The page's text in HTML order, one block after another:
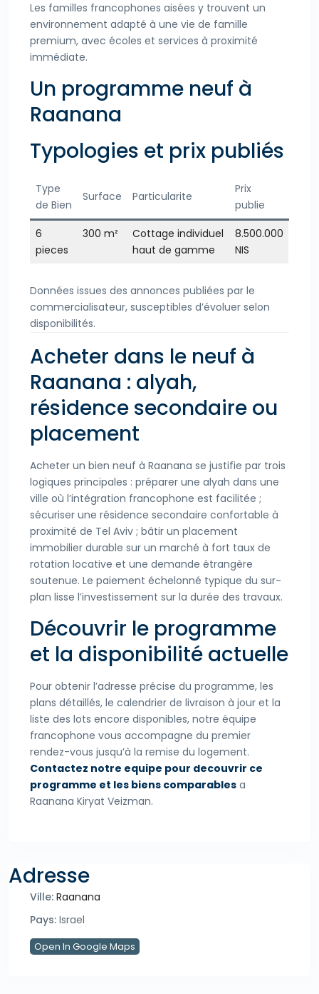
Les familles francophones aisées y trouvent un
environnement adapté à une vie de famille
premium, avec écoles et services à proximité
immédiate.
Un programme neuf à
Raanana
Typologies et prix publiés
Type
de Bien
Surface Particularite
Prix
publie
6
pieces
300 m²
Cottage individuel
haut de gamme
8.500.000
NIS
Données issues des annonces publiées par le
commercialisateur, susceptibles d’évoluer selon
disponibilités.
Acheter dans le neuf à
Raanana : alyah,
résidence secondaire ou
placement
Acheter un bien neuf à Raanana se justifie par trois
logiques principales : préparer une alyah dans une
ville où l’intégration francophone est facilitée ;
sécuriser une résidence secondaire confortable à
proximité de Tel Aviv ; bâtir un placement
immobilier durable sur un marché à fort taux de
rotation locative et une demande étrangère
soutenue. Le paiement échelonné typique du sur-
plan lisse l’investissement sur la durée des travaux.
Découvrir le programme
et la disponibilité actuelle
Pour obtenir l’adresse précise du programme, les
plans détaillés, le calendrier de livraison à jour et la
liste des lots encore disponibles, notre équipe
francophone vous accompagne du premier
rendez-vous jusqu’à la remise du logement.
Contactez notre equipe pour decouvrir ce
programme et les biens comparables a
Raanana Kiryat Veizman.
Adresse
Ville: Raanana
Pays: Israel
Open In Google Maps